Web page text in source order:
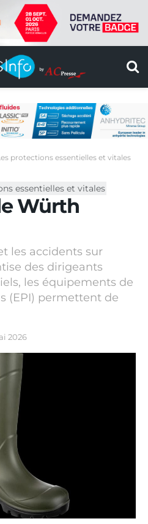
protections essentielles et vitales
essentielles et vitales
Würth
les accidents sur
des dirigeants
les équipements de
(EPI) permettent de
2026